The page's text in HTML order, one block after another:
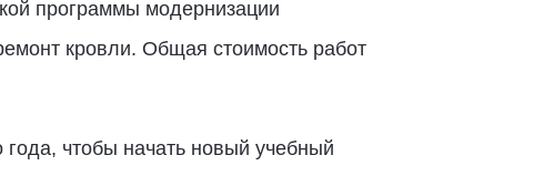
программы модернизации
кровли. Общая стоимость работ
чтобы начать новый учебный